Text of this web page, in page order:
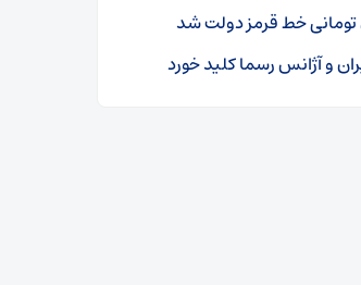
و آژانس رسما کلید خورد